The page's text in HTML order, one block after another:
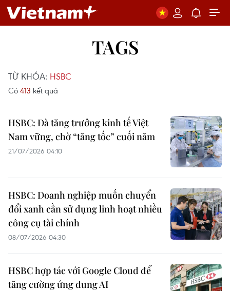
TAGS
TỪ KHÓA: HSBC
Có 413 kết quả
HSBC: Đà tăng trưởng kinh tế Việt
Nam vững, chờ “tăng tốc” cuối năm
21/07/2026 04:10
HSBC: Doanh nghiệp muốn chuyển
đổi xanh cần sử dụng linh hoạt nhiều
công cụ tài chính
08/07/2026 04:30
HSBC hợp tác với Google Cloud để
tăng cường ứng dung AI